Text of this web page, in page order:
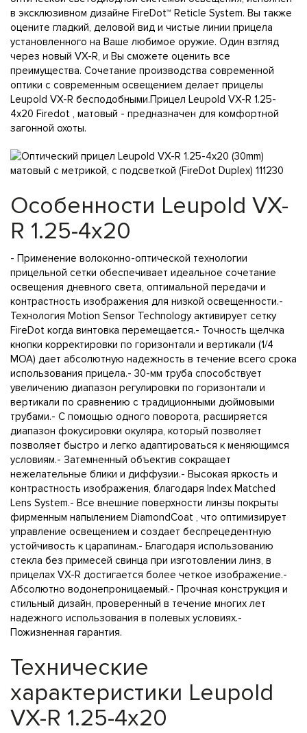
в эксклюзивном дизайне FireDot™ Reticle System. Вы также
оцените гладкий, деловой вид и чистые линии прицела
установленного на Ваше любимое оружие. Один взгляд
через новый VX-R, и Вы сможете оценить все
преимущества. Сочетание производства современной
оптики с современным освещением делает прицелы
Leupold VX-R бесподобными.Прицел Leupold VX-R 1.25-
4x20 Firedot , матовый - предназначен для комфортной
загонной охоты.
Особенности Leupold VX-
R 1.25-4x20
- Применение волоконно-оптической технологии
прицельной сетки обеспечивает идеальное сочетание
освещения дневного света, оптимальной передачи и
контрастность изображения для низкой освещенности.-
Технология Motion Sensor Technology активирует сетку
FireDot когда винтовка перемещается.- Точность щелчка
кнопки корректировки по горизонтали и вертикали (1/4
MOA) дает абсолютную надежность в течение всего срока
использования прицела.- 30-мм труба способствует
увеличению диапазон регулировки по горизонтали и
вертикали по сравнению с традиционными дюймовыми
трубами.- С помощью одного поворота, расширяется
диапазон фокусировки окуляра, который позволяет
позволяет быстро и легко адаптироваться к меняющимся
условиям.- Затемненный объектив сокращает
нежелательные блики и диффузии.- Высокая яркость и
контрастность изображения, благодаря Index Matched
Lens System.- Все внешние поверхности линзы покрыты
фирменным напылением DiamondCoat , что оптимизирует
управление освещением и создает беспрецедентную
устойчивость к царапинам.- Благодаря использованию
стекла без примесей свинца при изготовлении линз, в
прицелах VX-R достигается более четкое изображение.-
Абсолютно водонепроницаемый.- Прочная конструкция и
стильный дизайн, проверенный в течение многих лет
надежного использования в полевых условиях.-
Пожизненная гарантия.
Технические
характеристики Leupold
VX-R 1.25-4x20